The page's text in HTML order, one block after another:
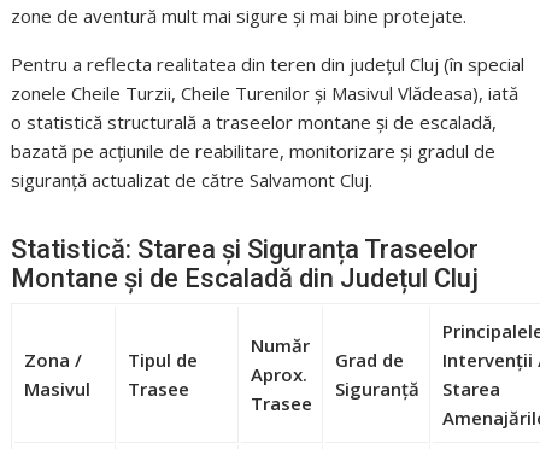
zone de aventură mult mai sigure și mai bine protejate.
Pentru a reflecta realitatea din teren din județul Cluj (în special
zonele Cheile Turzii, Cheile Turenilor și Masivul Vlădeasa), iată
o statistică structurală a traseelor montane și de escaladă,
bazată pe acțiunile de reabilitare, monitorizare și gradul de
siguranță actualizat de către Salvamont Cluj.
Statistică: Starea și Siguranța Traseelor
Montane și de Escaladă din Județul Cluj
Zona /
Masivul
Tipul de
Trasee
Număr
Aprox.
Trasee
Grad de
Siguranță
Intervenții
Starea